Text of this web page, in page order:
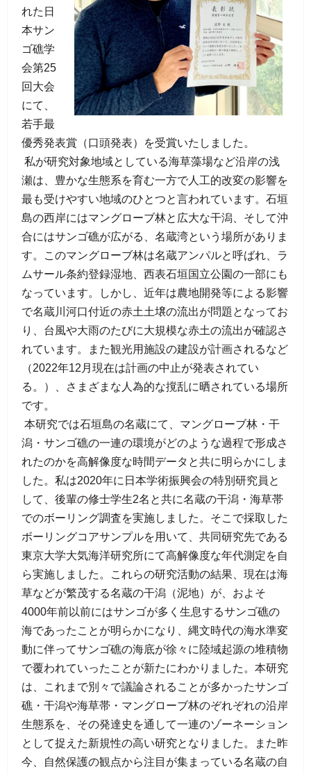
れた日
本サン
ゴ礁学
会第25
回大会
にて、
若手最
優秀発表賞（口頭発表）を受賞いたしました。
私が研究対象地域としている海草藻場など沿岸の浅
瀬は、豊かな生態系を育む一方で人工的改変の影響を
最も受けやすい地域のひとつと言われています。石垣
島の西岸にはマングローブ林と広大な干潟、そして沖
合にはサンゴ礁が広がる、名蔵湾という場所がありま
す。このマングローブ林は名蔵アンパルと呼ばれ、ラ
ムサール条約登録湿地、西表石垣国立公園の一部にも
なっています。しかし、近年は農地開発等による影響
で名蔵川河口付近の赤土土壌の流出が問題となってお
り、台風や大雨のたびに大規模な赤土の流出が確認さ
れています。また観光用施設の建設が計画されるなど
（2022年12月現在は計画の中止が発表されてい
る。）、さまざまな人為的な撹乱に晒されている場所
です。
本研究では石垣島の名蔵にて、マングローブ林・干
潟・サンゴ礁の一連の環境がどのような過程で形成さ
れたのかを高解像度な時間データと共に明らかにしま
した。私は2020年に日本学術振興会の特別研究員と
して、後輩の修士学生2名と共に名蔵の干潟・海草帯
でのボーリング調査を実施しました。そこで採取した
ボーリングコアサンプルを用いて、共同研究先である
東京大学大気海洋研究所にて高解像度な年代測定を自
ら実施しました。これらの研究活動の結果、現在は海
草などが繁茂する名蔵の干潟（泥地）が、およそ
4000年前以前にはサンゴが多く生息するサンゴ礁の
海であったことが明らかになり、縄文時代の海水準変
動に伴ってサンゴ礁の海底が徐々に陸域起源の堆積物
で覆われていったことが新たにわかりました。本研究
は、これまで別々で議論されることが多かったサンゴ
礁・干潟や海草帯・マングローブ林のぞれぞれの沿岸
生態系を、その発達史を通して一連のゾーネーション
として捉えた新規性の高い研究となりました。また昨
今、自然保護の観点から注目が集まっている名蔵の自